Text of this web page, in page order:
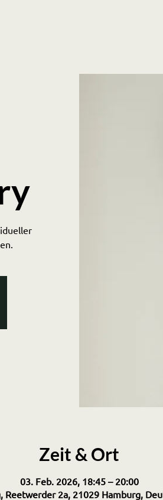
Zeit & Ort
03. Feb. 2026, 18:45 – 20:00
Reetwerder 2a, 21029 Hamburg,